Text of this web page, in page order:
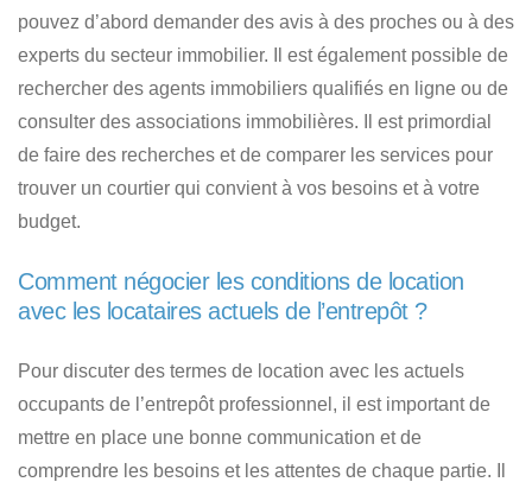
pouvez d’abord demander des avis à des proches ou à des
experts du secteur immobilier. Il est également possible de
rechercher des agents immobiliers qualifiés en ligne ou de
consulter des associations immobilières. Il est primordial
de faire des recherches et de comparer les services pour
trouver un courtier qui convient à vos besoins et à votre
budget.
Comment négocier les conditions de location
avec les locataires actuels de l’entrepôt ?
Pour discuter des termes de location avec les actuels
occupants de l’entrepôt professionnel, il est important de
mettre en place une bonne communication et de
comprendre les besoins et les attentes de chaque partie. Il